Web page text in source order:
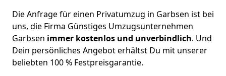
Die Anfrage für einen Privatumzug in Garbsen ist bei
uns, die Firma Günstiges Umzugsunternehmen
Garbsen immer kostenlos und unverbindlich. Und
Dein persönliches Angebot erhältst Du mit unserer
beliebten 100 % Festpreisgarantie.